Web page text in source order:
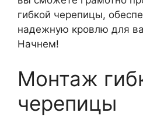
гибкой черепицы,
надежную кровлю для
Начнем!
Монтаж
черепицы